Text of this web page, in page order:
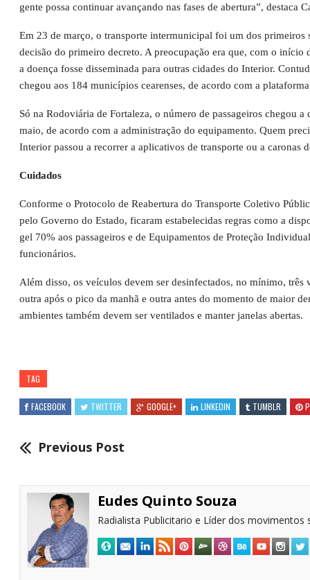
gente possa continuar avançando nas fases de abertura”, destaca
Em 23 de março, o transporte intermunicipal foi um dos primeiros
decisão do primeiro decreto. A preocupação era que, com o início
a doença fosse disseminada para outras cidades do Interior.
chegou aos 184 municípios cearenses, de acordo com a
Só na Rodoviária de Fortaleza, o número de passageiros chegou a
maio, de acordo com a administração do equipamento. Quem
Interior passou a recorrer a aplicativos de transporte ou a caronas
Cuidados
Conforme o Protocolo de Reabertura do Transporte Coletivo
pelo Governo do Estado, ficaram estabelecidas regras como a
gel 70% aos passageiros e de Equipamentos de Proteção
funcionários.
Além disso, os veículos devem ser desinfectados, no mínimo, três
outra após o pico da manhã e outra antes do momento de maior
ambientes também devem ser ventilados e manter janelas abertas.
TAG
FACEBOOK TWITTER GOOGLE+ LINKEDIN TUMBLR
Previous Post
Eudes Quinto Souza
Radialista Publicitario e Líder dos movimentos